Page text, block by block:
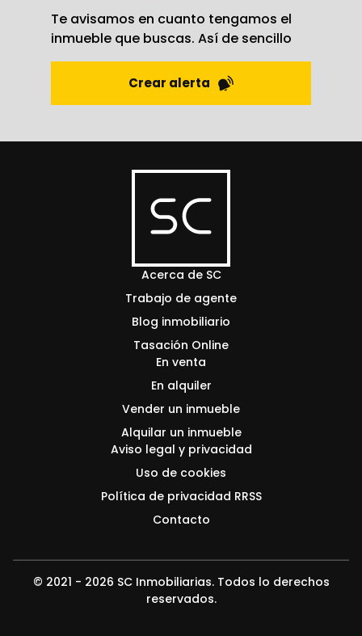
Te avisamos en cuanto tengamos el
inmueble que buscas. Así de sencillo
Crear alerta
Acerca de SC
Trabajo de agente
Blog inmobiliario
Tasación Online
En venta
En alquiler
Vender un inmueble
Alquilar un inmueble
Aviso legal y privacidad
Uso de cookies
Política de privacidad RRSS
Contacto
© 2021 - 2026 SC Inmobiliarias. Todos lo derechos
reservados.